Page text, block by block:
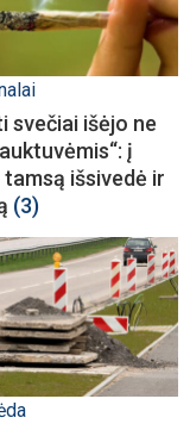
svečiai išėjo ne
į
išsivedė ir
(3)